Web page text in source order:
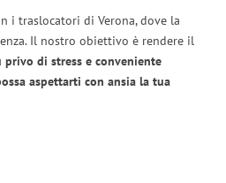
i traslocatori di Verona, dove la
Il nostro obiettivo è rendere il
di stress e conveniente
aspettarti con ansia la tua